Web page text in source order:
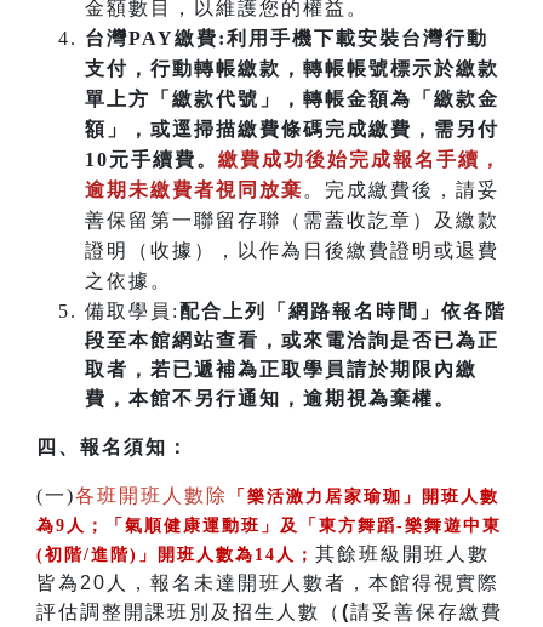
金額數目，以維護您的權益。
台灣PAY繳費:利用手機下載安裝台灣行動
支付，行動轉帳繳款，轉帳帳號標示於繳款
單上方「繳款代號」，轉帳金額為「繳款金
額」，或逕掃描繳費條碼完成繳費，需另付
10元手續費。 繳費成功後始完成報名手續，
逾期未繳費者視同放棄。完成繳費後，請妥
善保留第一聯留存聯（需蓋收訖章）及繳款
證明（收據），以作為日後繳費證明或退費
之依據。
備取學員: 配合上列「網路報名時間」依各階
段至本館網站查看，或來電洽詢是否已為正
取者，若已遞補為正取學員請於期限內繳
費，本館不另行通知，逾期視為棄權。
四 、 報名須知：
(一)各班開班人數除
「樂活激力居家瑜珈」開班人數
為9人 ； 「氣順健康運動班」及 「 東方舞蹈-樂舞遊中東
(初階/進階)」開班人數為14人 ； 其餘班級開班人數
皆為20人，報名未達開班人數者，本館得視實際
評估調整開課班別及招生人數（ (請妥善保存繳費